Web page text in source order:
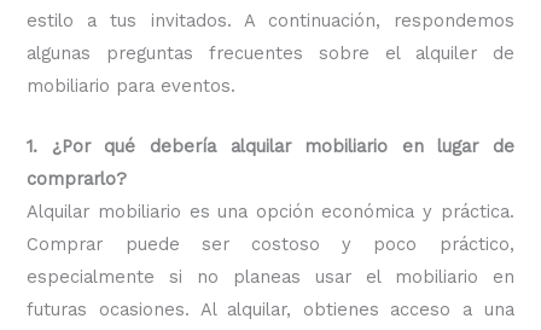
estilo a tus invitados. A continuación, respondemos
algunas preguntas frecuentes sobre el alquiler de
mobiliario para eventos.
1. ¿Por qué debería alquilar mobiliario en lugar de
comprarlo?
Alquilar mobiliario es una opción económica y práctica.
Comprar puede ser costoso y poco práctico,
especialmente si no planeas usar el mobiliario en
futuras ocasiones. Al alquilar, obtienes acceso a una